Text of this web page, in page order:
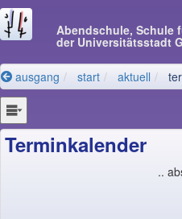
Abendschule, Schule
der Universitätsstadt
ausgang start aktuell
Terminkalender
..